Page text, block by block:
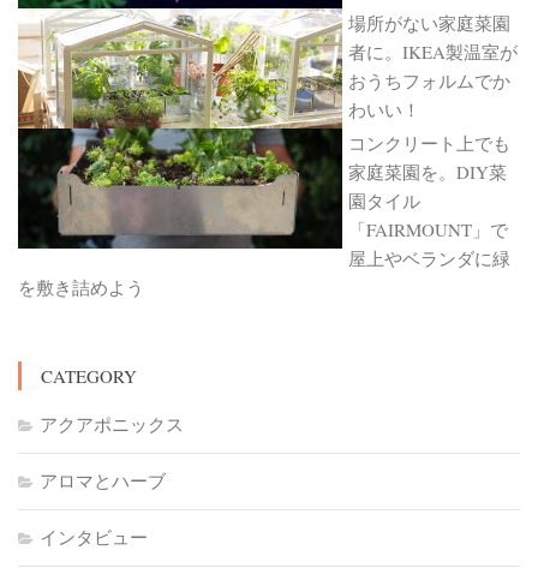
場所がない家庭菜園
者に。IKEA製温室が
おうちフォルムでか
わいい！
コンクリート上でも
家庭菜園を。DIY菜
園タイル
「FAIRMOUNT」で
屋上やベランダに緑
を敷き詰めよう
CATEGORY
アクアポニックス
アロマとハーブ
インタビュー